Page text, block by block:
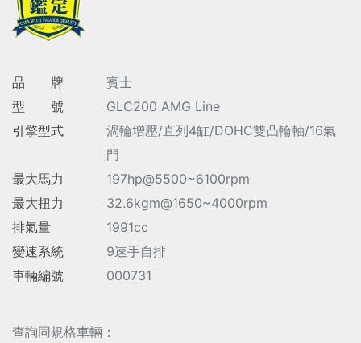
品 牌
賓士
型 號
GLC200 AMG Line
引擎型式
渦輪增壓/直列4缸/DOHC雙凸輪軸/16氣
門
最大馬力
197hp@5500~6100rpm
最大扭力
32.6kgm@1650~4000rpm
排氣量
1991cc
變速系統
9速手自排
車輛編號
000731
查詢同規格車輛：